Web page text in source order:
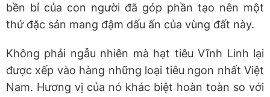
bền bỉ của con người đã góp phần tạo nên một
thứ đặc sản mang đậm dấu ấn của vùng đất này.
Không phải ngẫu nhiên mà hạt tiêu Vĩnh Linh lại
được xếp vào hàng những loại tiêu ngon nhất Việt
Nam. Hương vị của nó khác biệt hoàn toàn so với